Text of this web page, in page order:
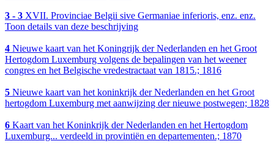
3 - 3 XVII. Provinciae Belgii sive Germaniae inferioris, enz. enz.
Toon details van deze beschrijving
4 Nieuwe kaart van het Koningrijk der Nederlanden en het Groot
Hertogdom Luxemburg volgens de bepalingen van het weener
congres en het Belgische vredestractaat van 1815.; 1816
5 Nieuwe kaart van het koninkrijk der Nederlanden en het Groot
hertogdom Luxemburg met aanwijzing der nieuwe postwegen; 1828
6 Kaart van het Koninkrijk der Nederlanden en het Hertogdom
Luxemburg... verdeeld in provintiën en departementen.; 1870